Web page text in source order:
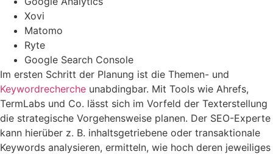
Xovi
Matomo
Ryte
Google Search Console
Im ersten Schritt der Planung ist die Themen- und
Keywordrecherche unabdingbar. Mit Tools wie Ahrefs,
TermLabs und Co. lässt sich im Vorfeld der Texterstellung
die strategische Vorgehensweise planen. Der SEO-Experte
kann hierüber z. B. inhaltsgetriebene oder transaktionale
Keywords analysieren, ermitteln, wie hoch deren jeweiliges